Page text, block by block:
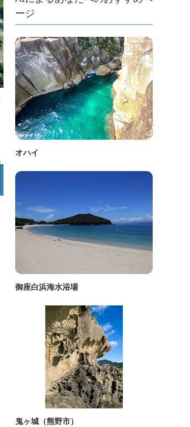
ージ
オハイ
御座白浜海水浴場
鬼ヶ城（熊野市）